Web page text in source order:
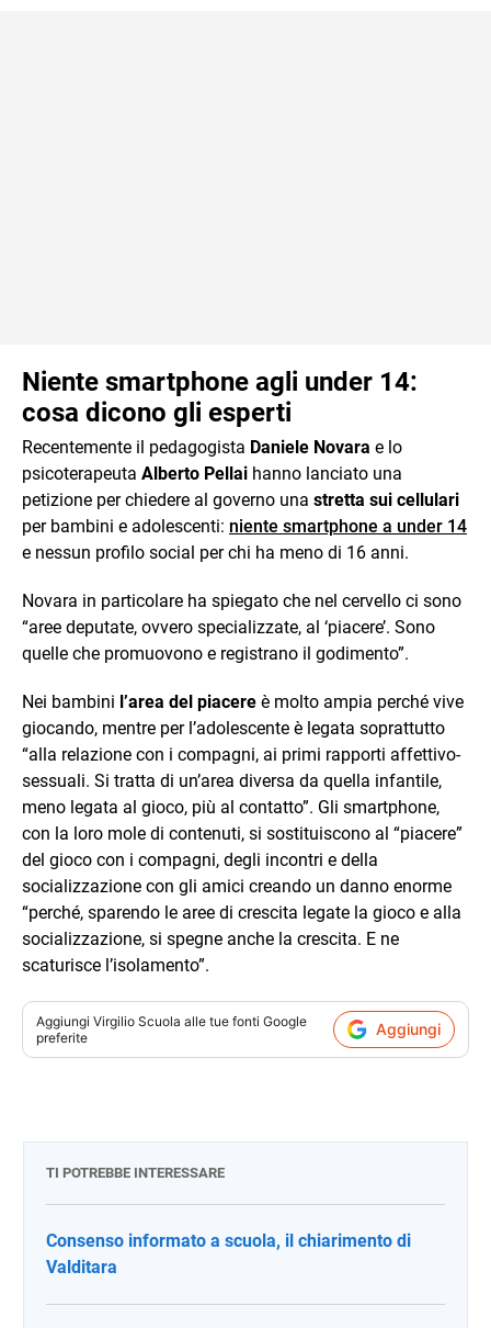
Niente smartphone agli under 14:
cosa dicono gli esperti
Recentemente il pedagogista Daniele Novara e lo
psicoterapeuta Alberto Pellai hanno lanciato una
petizione per chiedere al governo una stretta sui cellulari
per bambini e adolescenti: niente smartphone a under 14
e nessun profilo social per chi ha meno di 16 anni.
Novara in particolare ha spiegato che nel cervello ci sono
“aree deputate, ovvero specializzate, al ‘piacere’. Sono
quelle che promuovono e registrano il godimento”.
Nei bambini l’area del piacere è molto ampia perché vive
giocando, mentre per l’adolescente è legata soprattutto
“alla relazione con i compagni, ai primi rapporti affettivo-
sessuali. Si tratta di un’area diversa da quella infantile,
meno legata al gioco, più al contatto”. Gli smartphone,
con la loro mole di contenuti, si sostituiscono al “piacere”
del gioco con i compagni, degli incontri e della
socializzazione con gli amici creando un danno enorme
“perché, sparendo le aree di crescita legate la gioco e alla
socializzazione, si spegne anche la crescita. E ne
scaturisce l’isolamento”.
Aggiungi Virgilio Scuola alle tue fonti Google
preferite
Aggiungi
TI POTREBBE INTERESSARE
Consenso informato a scuola, il chiarimento di
Valditara